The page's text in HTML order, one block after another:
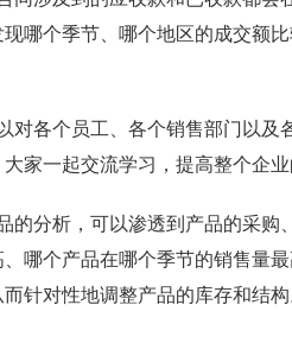
哪个季节、哪个地区的成交额
对各个员工、各个销售部门以
家一起交流学习，提高整个企
的分析，可以渗透到产品的采
哪个产品在哪个季节的销售量
针对性地调整产品的库存和结